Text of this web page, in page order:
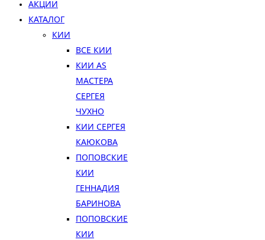
АКЦИИ
КАТАЛОГ
КИИ
ВСЕ КИИ
КИИ AS
МАСТЕРА
СЕРГЕЯ
ЧУХНО
КИИ СЕРГЕЯ
КАЮКОВА
ПОПОВСКИЕ
КИИ
ГЕННАДИЯ
БАРИНОВА
ПОПОВСКИЕ
КИИ